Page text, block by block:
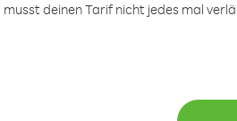
musst deinen Tarif nicht jedes mal